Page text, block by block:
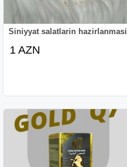
Siniyyat salatlarin hazirlanmasi
1 AZN